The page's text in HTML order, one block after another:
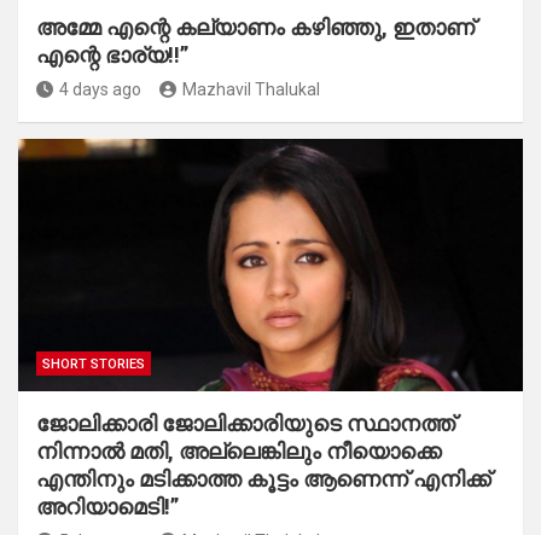
അമ്മേ എന്റെ കല്യാണം കഴിഞ്ഞു, ഇതാണ്
എന്റെ ഭാര്യ!!”
4 days ago Mazhavil Thalukal
SHORT STORIES
ജോലിക്കാരി ജോലിക്കാരിയുടെ സ്ഥാനത്ത്
നിന്നാൽ മതി, അല്ലെങ്കിലും നീയൊക്കെ
എന്തിനും മടിക്കാത്ത കൂട്ടം ആണെന്ന് എനിക്ക്
അറിയാമെടി!”